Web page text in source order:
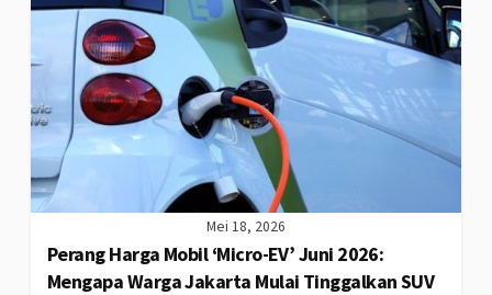
Mei 18, 2026
Perang Harga Mobil ‘Micro-EV’ Juni 2026:
Mengapa Warga Jakarta Mulai Tinggalkan SUV